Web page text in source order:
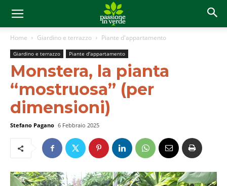
Home Giardino e terrazzo Piante d'appartamento
Giardino e terrazzo Piante d'appartamento
Monstera, la pianta
“mostruosa” (per
dimensioni)
Stefano Pagano 6 Febbraio 2025